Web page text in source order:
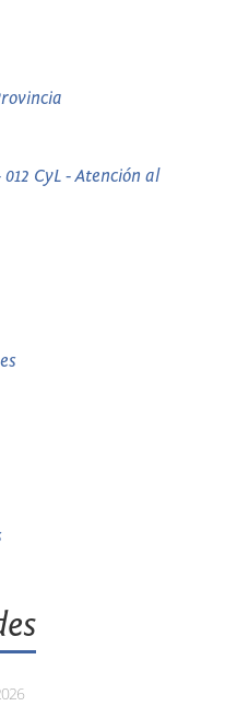
CyL - Atención al